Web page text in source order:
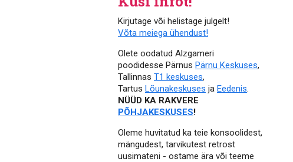
Kirjutage või helistage julgelt!
Võta meiega ühendust!
Olete oodatud Alzgameri
poodidesse Pärnus Pärnu Keskuses,
Tallinnas T1 keskuses,
Tartus Lõunakeskuses ja Eedenis.
NÜÜD KA RAKVERE
PÕHJAKESKUSES!
Oleme huvitatud ka teie konsoolidest,
mängudest, tarvikutest retrost
uusimateni - ostame ära või teeme